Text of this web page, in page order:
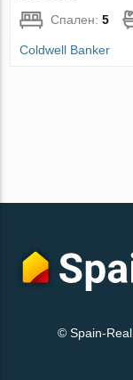
Спален:5
Coldwell Banker
© Spain-